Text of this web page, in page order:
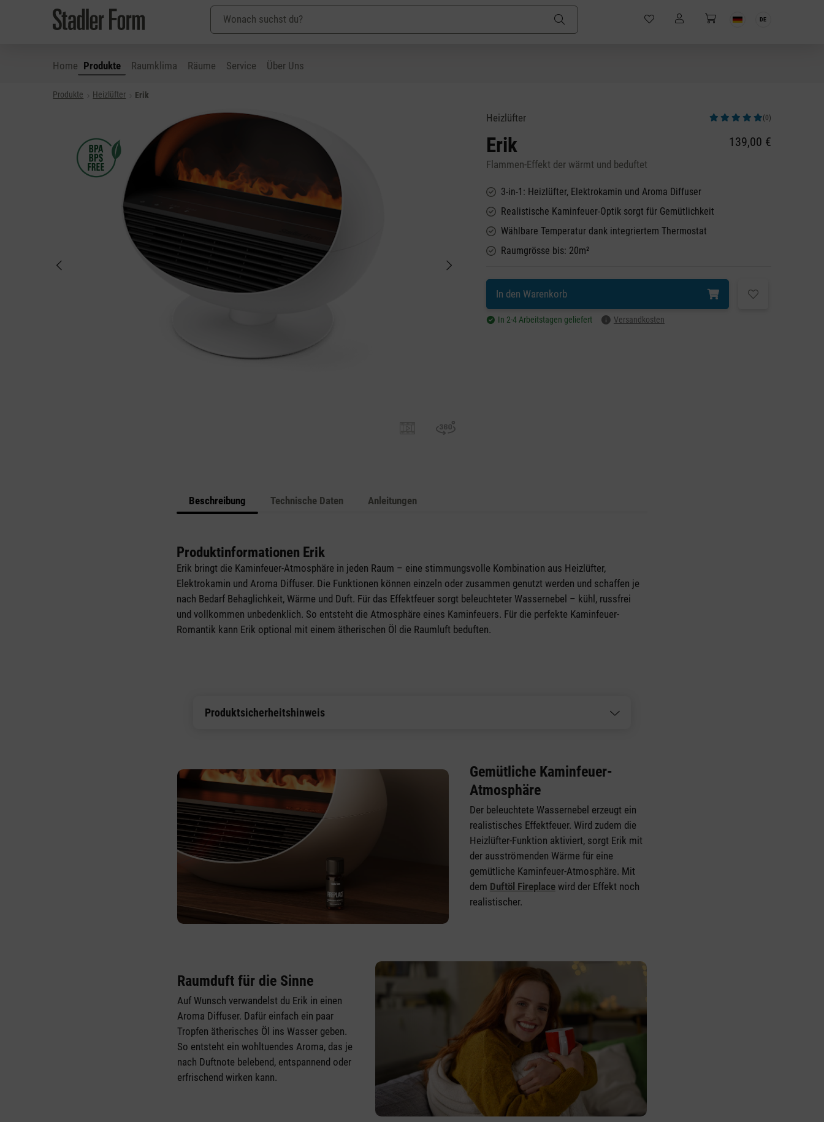
Hauptinhalt springen
Zur Suche springen
Zur Hauptnavigation springen
DE
Home Produkte Raumklima Räume Service Über Uns
Produkte Heizlüfter Erik
Heizlüfter (0)
Erik
Flammen-Effekt der wärmt und beduftet
139,00 €
3-in-1: Heizlüfter, Elektrokamin und Aroma Diffuser
Realistische Kaminfeuer-Optik sorgt für Gemütlichkeit
Wählbare Temperatur dank integriertem Thermostat
Raumgrösse bis: 20m²
In den Warenkorb
In 2-4 Arbeitstagen geliefert Versandkosten
Beschreibung Technische Daten Anleitungen
Produktinformationen Erik
Erik bringt die Kaminfeuer-Atmosphäre in jeden Raum – eine stimmungsvolle Kombination aus Heizlüfter,
Elektrokamin und Aroma Diffuser. Die Funktionen können einzeln oder zusammen genutzt werden und schaffen je
nach Bedarf Behaglichkeit, Wärme und Duft. Für das Effektfeuer sorgt beleuchteter Wassernebel – kühl, russfrei
und vollkommen unbedenklich. So entsteht die Atmosphäre eines Kaminfeuers. Für die perfekte Kaminfeuer-
Romantik kann Erik optional mit einem ätherischen Öl die Raumluft beduften.
Produktsicherheitshinweis
Gemütliche Kaminfeuer-
Atmosphäre
Der beleuchtete Wassernebel erzeugt ein
realistisches Effektfeuer. Wird zudem die
Heizlüfter-Funktion aktiviert, sorgt Erik mit
der ausströmenden Wärme für eine
gemütliche Kaminfeuer-Atmosphäre. Mit
dem Duftöl Fireplacewird der Effekt noch
realistischer.
Raumduft für die Sinne
Auf Wunsch verwandelst du Erik in einen
Aroma Diffuser. Dafür einfach ein paar
Tropfen ätherisches Öl ins Wasser geben.
So entsteht ein wohltuendes Aroma, das je
nach Duftnote belebend, entspannend oder
erfrischend wirken kann.